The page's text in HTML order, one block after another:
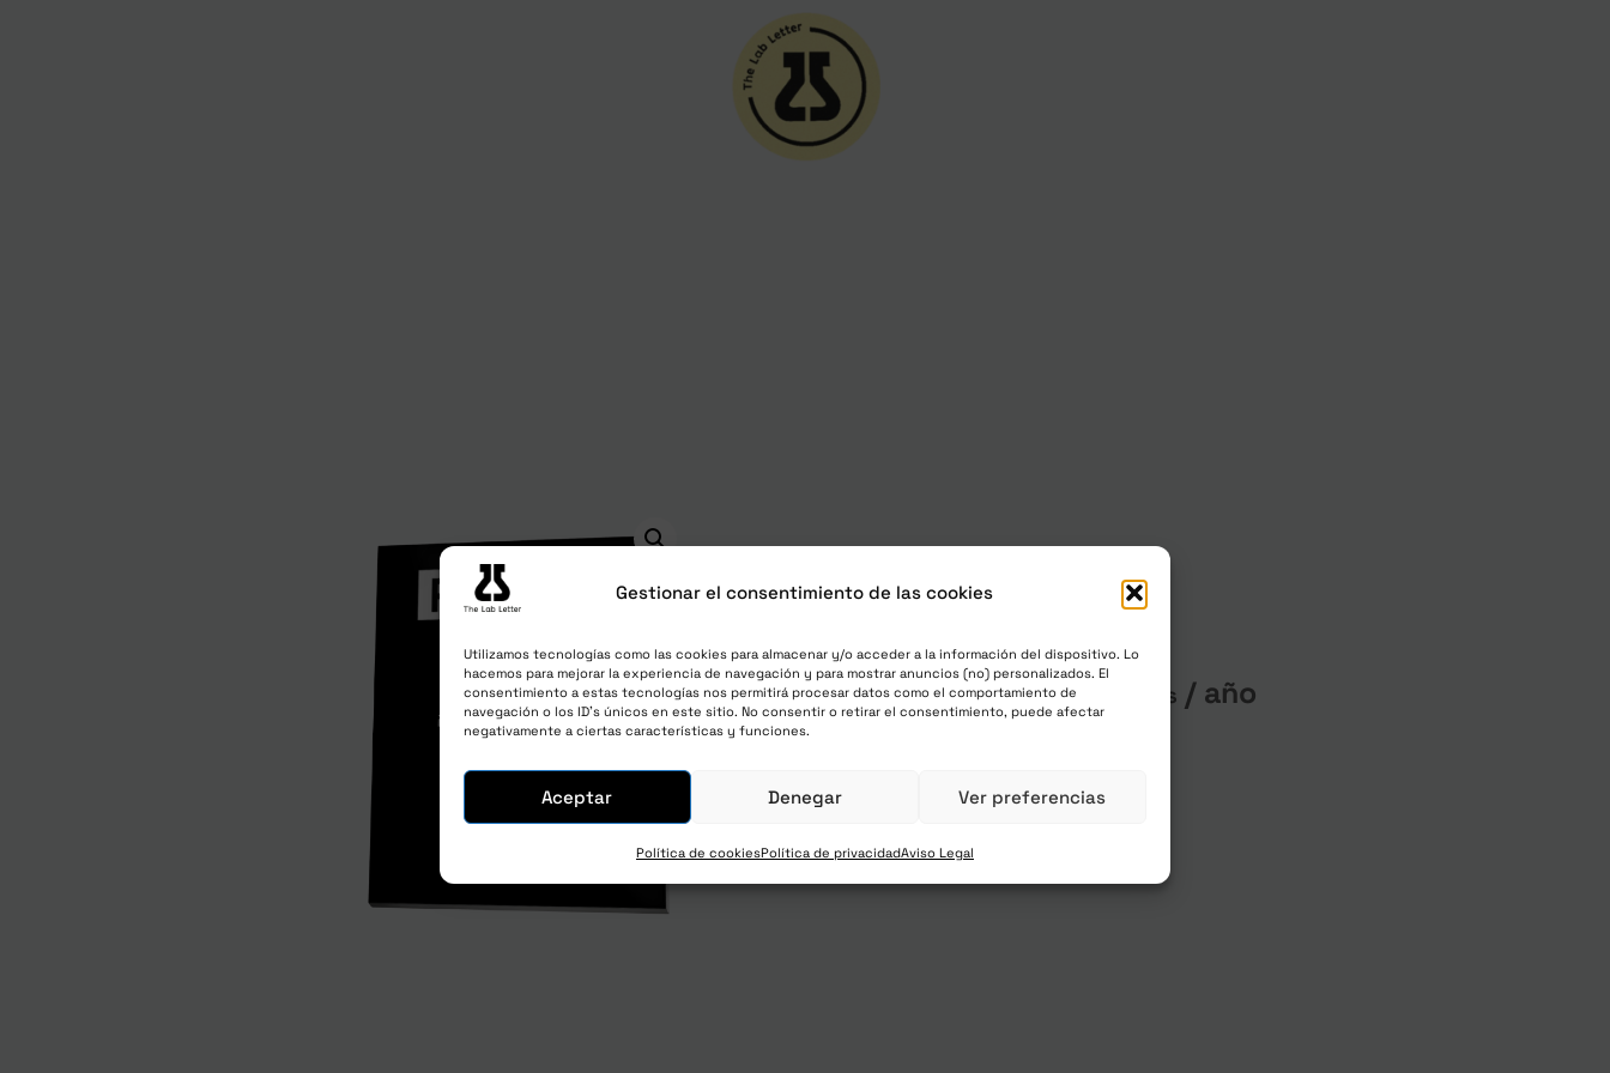
Gestionar el consentimiento de las cookies
Utilizamos tecnologías como las cookies para almacenar y/o acceder a la información del dispositivo. Lo
hacemos para mejorar la experiencia de navegación y para mostrar anuncios (no) personalizados. El
consentimiento a estas tecnologías nos permitirá procesar datos como el comportamiento de
navegación o los ID's únicos en este sitio. No consentir o retirar el consentimiento, puede afectar
negativamente a ciertas características y funciones.
Aceptar Denegar Ver preferencias
Política de cookiesPolítica de privacidadAviso Legal
The Lab Letter – Anual
1.125,00€ impuestos y envío incluidos / año